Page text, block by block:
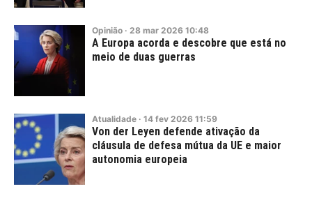
Opinião · 28 mar 2026 10:48
A Europa acorda e descobre que está no
meio de duas guerras
Atualidade · 14 fev 2026 11:59
Von der Leyen defende ativação da
cláusula de defesa mútua da UE e maior
autonomia europeia